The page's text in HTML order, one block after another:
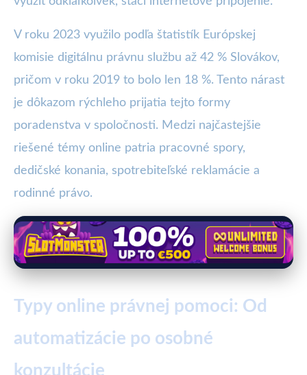
V roku 2023 využilo podľa štatistík Európskej
komisie digitálnu právnu službu až 42 % Slovákov,
pričom v roku 2019 to bolo len 18 %. Tento nárast
je dôkazom rýchleho prijatia tejto formy
poradenstva v spoločnosti. Medzi najčastejšie
riešené témy online patria pracovné spory,
dedičské konania, spotrebiteľské reklamácie a
rodinné právo.
Typy online právnej pomoci: Od
automatizácie po osobné
konzultácie